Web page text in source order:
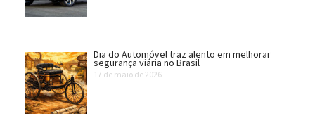
Dia do Automóvel traz alento em melhorar
segurança viária no Brasil
17 de maio de 2026